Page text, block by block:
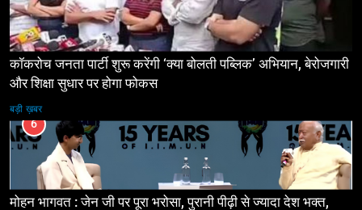
कॉकरोच जनता पार्टी शुरू करेंगी ‘क्या बोलती पब्लिक’ अभियान, बेरोजगारी
और शिक्षा सुधार पर होगा फोकस
बड़ी ख़बर
6
मोहन भागवत : जेन जी पर पूरा भरोसा, पुरानी पीढ़ी से ज्यादा देश भक्त,